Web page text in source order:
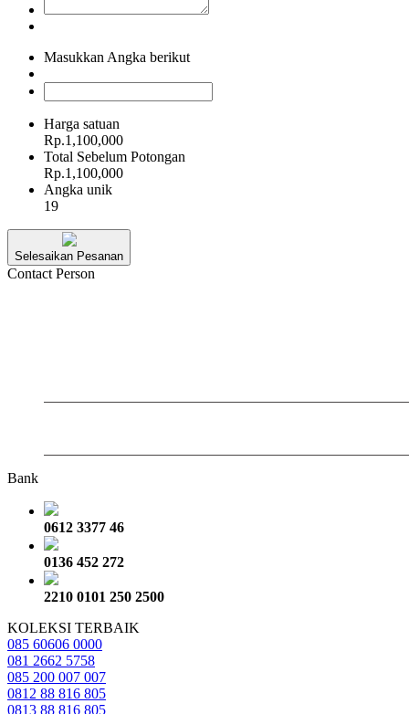
Masukkan Angka berikut
Harga satuan
Rp.1,100,000
Total Sebelum Potongan
Rp.1,100,000
Angka unik
19
Selesaikan Pesanan
Contact Person
Bank
0612 3377 46
0136 452 272
2210 0101 250 2500
KOLEKSI TERBAIK
085 60606 0000
081 2662 5758
085 200 007 007
0812 88 816 805
0813 88 816 805